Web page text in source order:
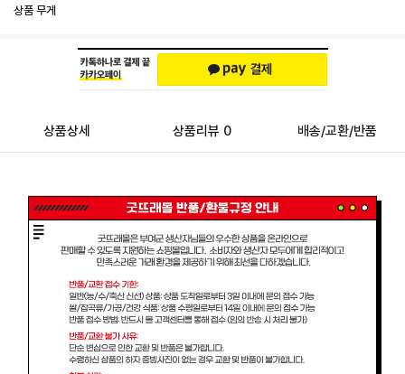
상품 무게
상품상세 상품리뷰 0 배송/교환/반품